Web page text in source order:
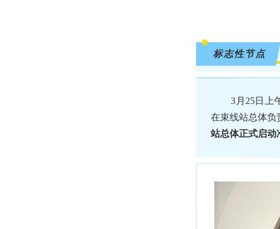
标志性节点
3月25日上午
在束线站总体负
站总体正式启动